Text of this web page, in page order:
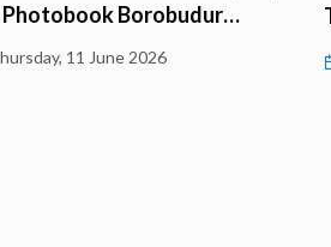
10 June 2026